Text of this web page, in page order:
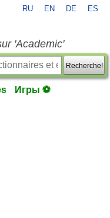
RU EN DE ES
'Academic'
Recherche!
Игры ⚽